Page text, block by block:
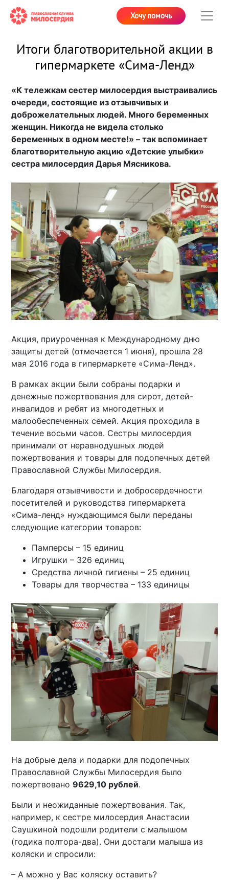
Хочу помочь
Итоги благотворительной акции в
гипермаркете «Сима-Ленд»
«К тележкам сестер милосердия выстраивались
очереди, состоящие из отзывчивых и
доброжелательных людей. Много беременных
женщин. Никогда не видела столько
беременных в одном месте!» – так вспоминает
благотворительную акцию «Детские улыбки»
сестра милосердия Дарья Мясникова.
Акция, приуроченная к Международному дню
защиты детей (отмечается 1 июня), прошла 28
мая 2016 года в гипермаркете «Сима-Ленд».
В рамках акции были собраны подарки и
денежные пожертвования для сирот, детей-
инвалидов и ребят из многодетных и
малообеспеченных семей. Акция проходила в
течение восьми часов. Сестры милосердия
принимали от неравнодушных людей
пожертвования и товары для подопечных детей
Православной Службы Милосердия.
Благодаря отзывчивости и добросердечности
посетителей и руководства гипермаркета
«Сима-ленд» нуждающимся были переданы
следующие категории товаров:
Памперсы – 15 единиц
Игрушки – 326 единиц
Средства личной гигиены – 25 единиц
Товары для творчества – 133 единицы
На добрые дела и подарки для подопечных
Православной Службы Милосердия было
пожертвовано9629,10 рублей.
Были и неожиданные пожертвования. Так,
например, к сестре милосердия Анастасии
Саушкиной подошли родители с малышом
(годика полтора-два). Они достали малыша из
коляски и спросили:
– А можно у Вас коляску оставить?